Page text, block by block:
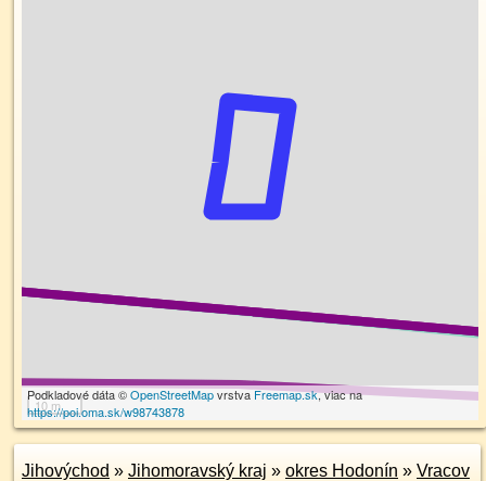
10 m
Podkladové dáta ©OpenStreetMapvrstvaFreemap.sk, viac na
https://poi.oma.sk/w98743878
Jihovýchod » Jihomoravský kraj » okres Hodonín » Vracov